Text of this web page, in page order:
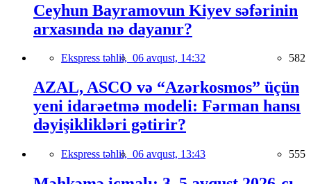
Ceyhun Bayramovun Kiyev səfərinin
arxasında nə dayanır?
Ekspress təhlil, 06 avqust, 14:32 582
AZAL, ASCO və “Azərkosmos” üçün
yeni idarəetmə modeli: Fərman hansı
dəyişiklikləri gətirir?
Ekspress təhlil, 06 avqust, 13:43 555